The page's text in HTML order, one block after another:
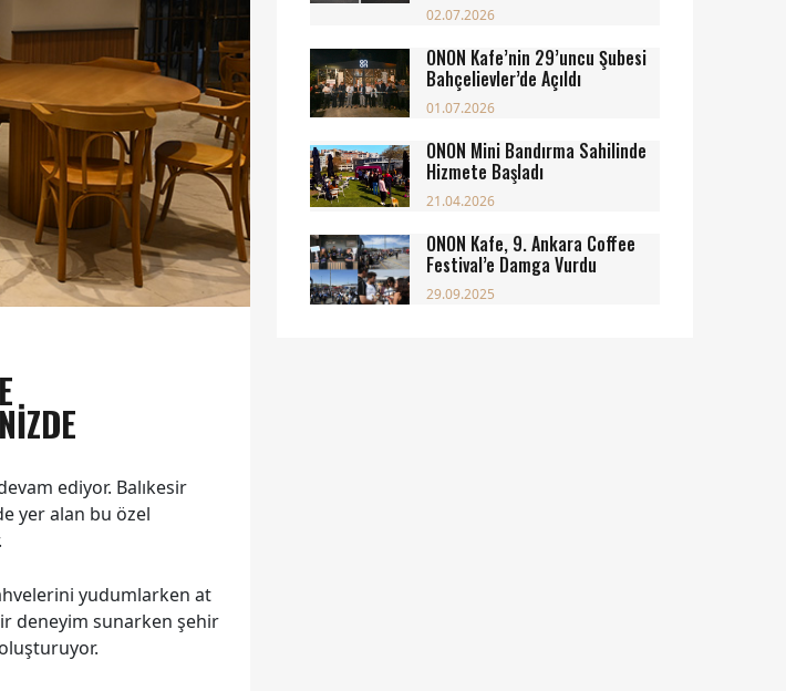
ediyor. Balıkesir
yer alan bu özel
yudumlarken at
deneyim sunarken şehir
02.07.2026
ONON Kafe’nin 29’uncu Şubesi
Bahçelievler’de Açıldı
01.07.2026
ONON Mini Bandırma Sahilinde
Hizmete Başladı
21.04.2026
ONON Kafe, 9. Ankara Coffee
Festival’e Damga Vurdu
29.09.2025